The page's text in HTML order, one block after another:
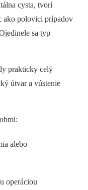
cysta, tvorí
ako polovici prípadov
sa typ
prakticky celý
útvar a vústenie
alebo
operáciou